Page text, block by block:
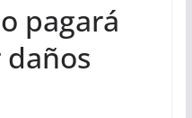
pagará